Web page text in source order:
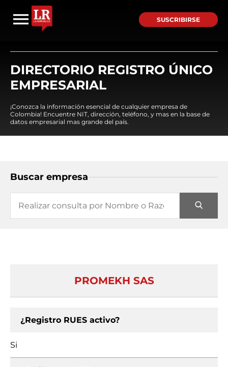
SUSCRIBIRSE
DIRECTORIO REGISTRO ÚNICO
EMPRESARIAL
¡Conozca la información esencial de cualquier empresa de
Colombia! Encuentre NIT, dirección, teléfono, y mas en la base de
datos empresarial mas grande del país.
Buscar empresa
PROMEKH SAS
¿Registro RUES activo?
Si